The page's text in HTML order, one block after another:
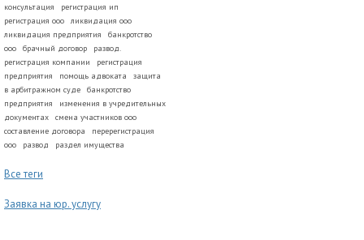
консультация
регистрация ип
регистрация ооо
ликвидация ооо
ликвидация предприятия
банкротство
ооо
брачный договор
развод.
регистрация компании
регистрация
предприятия
помощь адвоката
защита
в арбитражном суде
банкротство
предприятия
изменения в учредительных
документах
смена участников ооо
составление договора
перерегистрация
ооо
развод раздел имущества
Все теги
Заявка на юр. услугу